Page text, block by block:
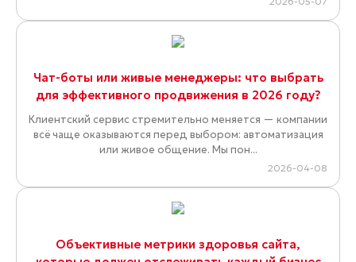
Чат-боты или живые менеджеры: что выбрать
для эффективного продвижения в 2026 году?
Клиентский сервис стремительно меняется — компании
всё чаще оказываются перед выбором: автоматизация
или живое общение. Мы пон...
2026-04-08
Объективные метрики здоровья сайта,